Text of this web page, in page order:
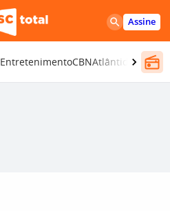
Assine
EntretenimentoCBNAtlântida SC